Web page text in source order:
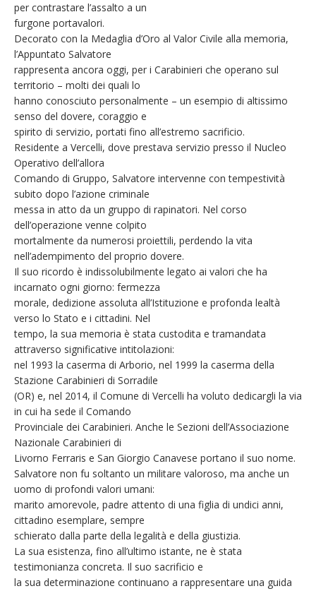
per contrastare l’assalto a un
furgone portavalori.
Decorato con la Medaglia d’Oro al Valor Civile alla memoria,
l’Appuntato Salvatore
rappresenta ancora oggi, per i Carabinieri che operano sul
territorio – molti dei quali lo
hanno conosciuto personalmente – un esempio di altissimo
senso del dovere, coraggio e
spirito di servizio, portati fino all’estremo sacrificio.
Residente a Vercelli, dove prestava servizio presso il Nucleo
Operativo dell’allora
Comando di Gruppo, Salvatore intervenne con tempestività
subito dopo l’azione criminale
messa in atto da un gruppo di rapinatori. Nel corso
dell’operazione venne colpito
mortalmente da numerosi proiettili, perdendo la vita
nell’adempimento del proprio dovere.
Il suo ricordo è indissolubilmente legato ai valori che ha
incarnato ogni giorno: fermezza
morale, dedizione assoluta all’Istituzione e profonda lealtà
verso lo Stato e i cittadini. Nel
tempo, la sua memoria è stata custodita e tramandata
attraverso significative intitolazioni:
nel 1993 la caserma di Arborio, nel 1999 la caserma della
Stazione Carabinieri di Sorradile
(OR) e, nel 2014, il Comune di Vercelli ha voluto dedicargli la via
in cui ha sede il Comando
Provinciale dei Carabinieri. Anche le Sezioni dell’Associazione
Nazionale Carabinieri di
Livorno Ferraris e San Giorgio Canavese portano il suo nome.
Salvatore non fu soltanto un militare valoroso, ma anche un
uomo di profondi valori umani:
marito amorevole, padre attento di una figlia di undici anni,
cittadino esemplare, sempre
schierato dalla parte della legalità e della giustizia.
La sua esistenza, fino all’ultimo istante, ne è stata
testimonianza concreta. Il suo sacrificio e
la sua determinazione continuano a rappresentare una guida